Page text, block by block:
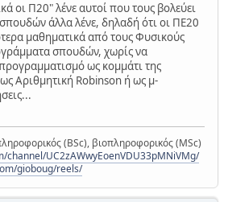
οι Π20" λένε αυτοί που τους βολεύει
άλλα λένε, δηλαδή ότι οι ΠΕ20
μαθηματικά από τους Φυσικούς
σπουδών, χωρίς να
ως κομμάτι της
Αριθμητική Robinson ή ως μ-
(BSc), βιοπληροφορικός (MSc)
channel/UC2zAWwyEoenVDU33pMNiVMg/
gioboug/reels/